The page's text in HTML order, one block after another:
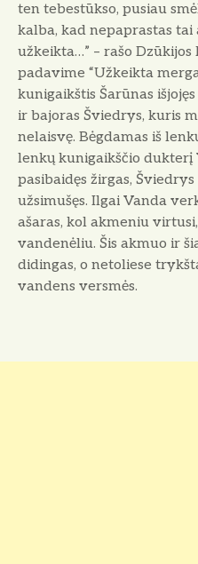
ten tebestūkso, pusiau
kalba, kad nepaprastas
užkeikta…” – rašo
padavime “Užkeikta
kunigaikštis Šarūnas
ir bajoras Šviedrys, kuris
nelaisvę. Bėgdamas iš
lenkų kunigaikščio dukterį
pasibaidęs žirgas,
užsimušęs. Ilgai Vanda
ašaras, kol akmeniu
vandenėliu. Šis akmuo ir
didingas, o netoliese
vandens versmės.